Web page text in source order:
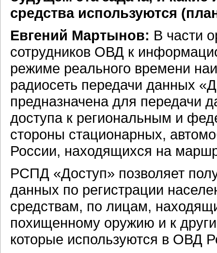
средства используются
Евгений Мартынов: В части
сотрудников ОВД к
режиме реального времени
радиосеть передачи данных
предназначена для передачи
доступа к региональным и
стороны стационарных,
России, находящихся на
РСПД «Доступ» позволяет
данных по регистрации
средствам, по лицам,
похищенному оружию и к
которые используются в ОВД